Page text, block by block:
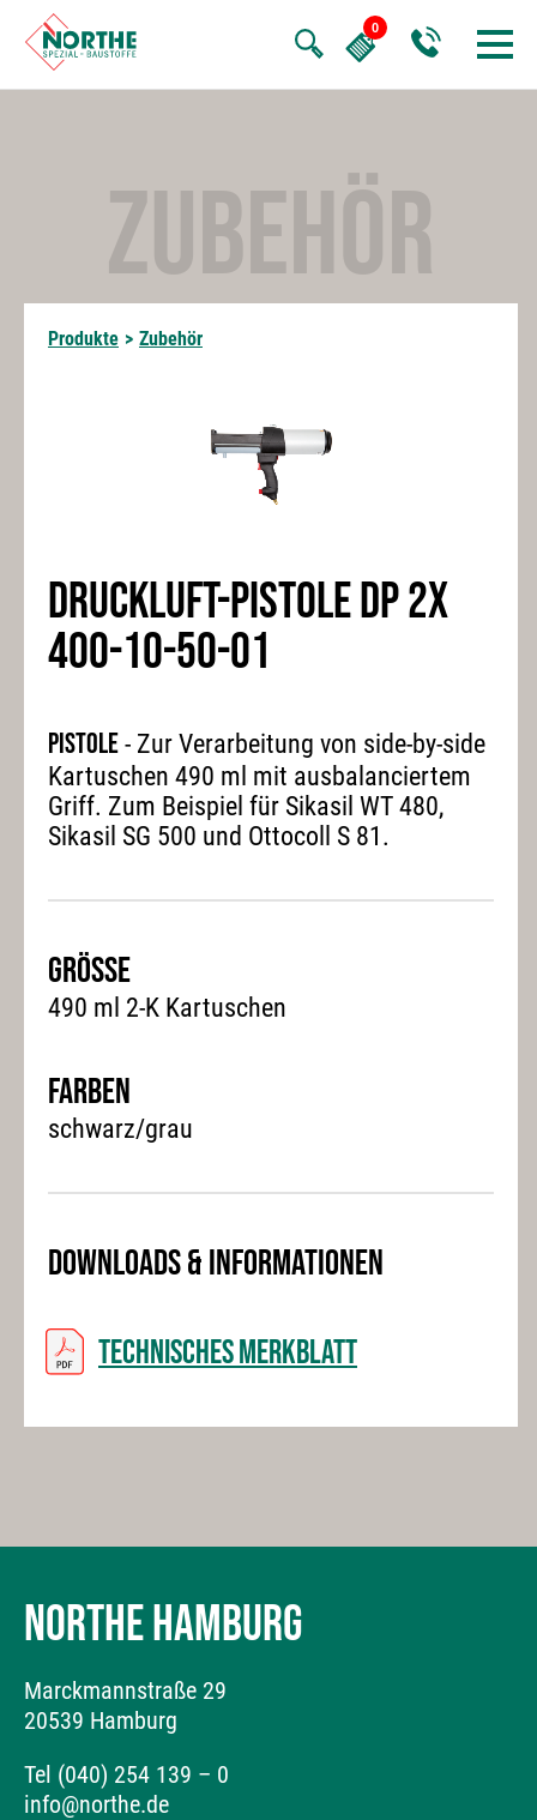
ZUBEHÖR
Produkte > Zubehör
DRUCKLUFT-PISTOLE DP 2X
400-10-50-01
Pistole - Zur Verarbeitung von side-by-side
Kartuschen 490 ml mit ausbalanciertem
Griff. Zum Beispiel für Sikasil WT 480,
Sikasil SG 500 und Ottocoll S 81.
Grösse
490 ml 2-K Kartuschen
Farben
schwarz/grau
Downloads & Informationen
Technisches Merkblatt
NORTHE HAMBURG
Marckmannstraße 29
20539 Hamburg
Tel (040) 254 139 – 0
info@northe.de